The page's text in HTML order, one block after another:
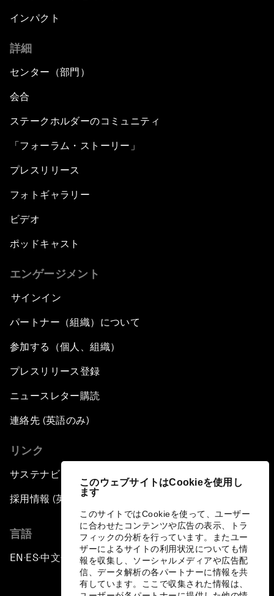
このウェブサイトはCookieを使用し
ます
このサイトではCookieを使って、ユーザー
に合わせたコンテンツや広告の表示、トラ
フィックの分析を行っています。またユー
ザーによるサイトの利用状況についても情
報を収集し、ソーシャルメディアや広告配
信、データ解析の各パートナーに情報を共
有しています。ここで収集された情報は、
インパクト
詳細
センター（部門）
会合
ステークホルダーのコミュニティ
「フォーラム・ストーリー」
プレスリリース
フォトギャラリー
ビデオ
ポッドキャスト
エンゲージメント
サインイン
パートナー（組織）について
参加する（個人、組織）
プレスリリース登録
ニュースレター購読
連絡先 (英語のみ)
リンク
サステナビリティへの取り組み
採用情報 (英語のみ)
言語
EN ▪ES▪中文▪ 日本語